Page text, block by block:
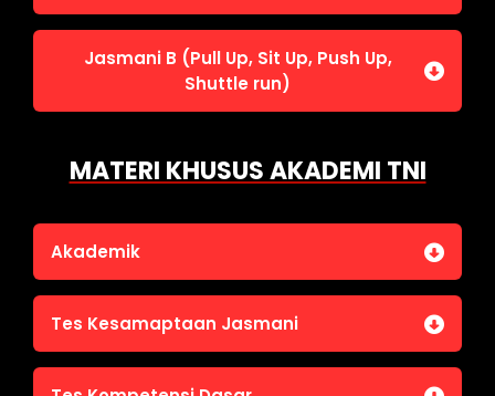
Tes Kecerdasan
Tes Kecermatan
Tes Kepribadian
Jasmani B (Pull Up, Sit Up, Push Up,
Shuttle run)
MATERI KHUSUS AKADEMI TNI
Akademik
Bahasa Indonesia
IPA
Tes Kesamaptaan Jasmani
Jasmani A (Lari 12 menit)